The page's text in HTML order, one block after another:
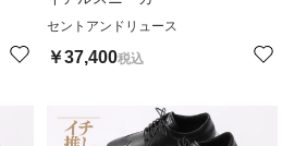
セントアンドリュース
￥37,400税込